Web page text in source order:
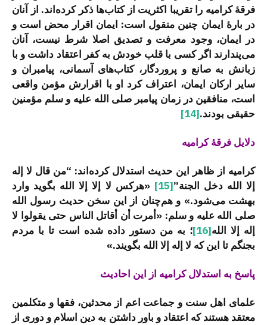
فرقۀ کرامیه را تقریبا اکثریت از کتاب‌ها ذکر کرده‌اند. از آنان
در بارۀ ایمان چنین منقول است: ایمان اقرار محض است و
در ایمان، وجود معرفت و تصدیق اصلا شرط نیست، آنان
می‌پندارند اگر کسی با قلب خودش به کفر اعتقاد داشت و با
زبانش به صانع و پروردگار، کتاب‌های آسمانی، پیامبران و
سایر ارکان ایمان، اعتراف کرد او با اقرارش مؤمن واقعی
است، منافقین در زمان پیامبر صلی الله علیه و سلم مؤمنین
حقیقی بودند.[14]
دلایل فرقۀ کرامیه
کرامیه از ظاهر این حدیث استدلال کرده‌اند: “من قال لا إله
إلا الله دخل الجنة”[15]
«هرکس لا إلا إلا الله بگوید وارد
بهشت می‌شود.» و هم‌چنان از این سخن حدیث رسول الله
صلی الله علیه و سلم: «أمرت أن أقاتل الناس حتی یقولوا لا
إله إلا الله[16]
؛ به من دستور داده شده است تا با مردم
بجنگم تا این که لا إله إلا الله بگویند.»
پاسخ به استدلال کرامیه از این احادیث
علمای اهل سنت و جماعت اعم از محدثین، فقها و متکلمین
معتقد هستند که اعتقاد و باور داشتن به دین اسلام و دوری از